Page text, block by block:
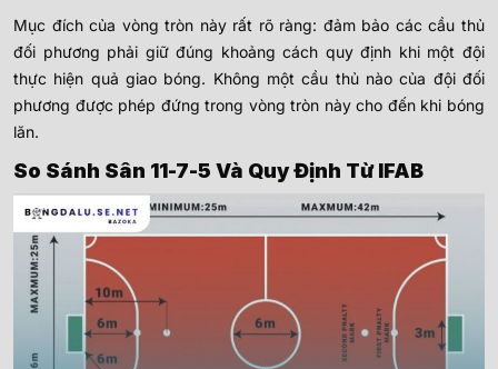
Mục đích của vòng tròn này rất rõ ràng: đảm bảo các cầu thủ
đối phương phải giữ đúng khoảng cách quy định khi một đội
thực hiện quả giao bóng. Không một cầu thủ nào của đội đối
phương được phép đứng trong vòng tròn này cho đến khi bóng
lăn.
So Sánh Sân 11-7-5 Và Quy Định Từ IFAB